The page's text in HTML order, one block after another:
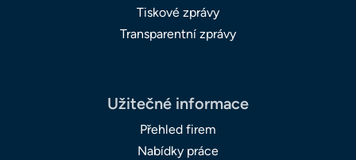
Tiskové zprávy
Transparentní zprávy
Užitečné informace
Přehled firem
Nabídky práce